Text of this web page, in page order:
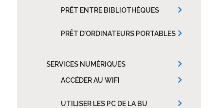
PRÊT ENTRE BIBLIOTHÈQUES
PRÊT D’ORDINATEURS PORTABLES
SERVICES NUMÉRIQUES
ACCÉDER AU WIFI
UTILISER LES PC DE LA BU